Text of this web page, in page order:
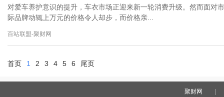
对爱车养护意识的提升，车衣市场正迎来新一轮消费升级。然而面对
际品牌动辄上万元的价格令人却步，而价格亲...
百站联盟-聚财网
首页 1 2 3 4 5 6 尾页
聚财网